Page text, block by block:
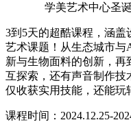
学美艺术中心圣
3到5天的超酷课程，涵
艺术课题！从生态城市
新与生物面料的创新，再
互探索，还有声音制作技
仅收获实用技能，还能玩
课程时间：2024.12.25-